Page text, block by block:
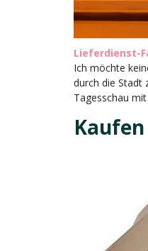
Lieferdienst-
Ich möchte
durch die Stadt
Tagesschau
Kaufen